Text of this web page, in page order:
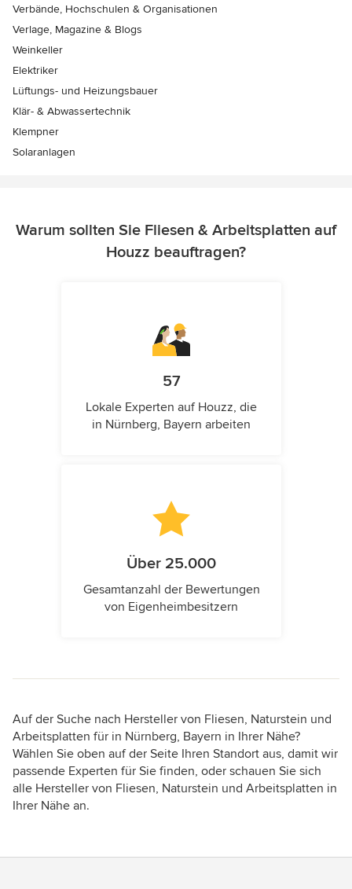
Verbände, Hochschulen & Organisationen
Verlage, Magazine & Blogs
Weinkeller
Elektriker
Lüftungs- und Heizungsbauer
Klär- & Abwassertechnik
Klempner
Solaranlagen
Warum sollten Sie Fliesen & Arbeitsplatten auf
Houzz beauftragen?
57
Lokale Experten auf Houzz, die
in Nürnberg, Bayern arbeiten
Über 25.000
Gesamtanzahl der Bewertungen
von Eigenheimbesitzern
Auf der Suche nach Hersteller von Fliesen, Naturstein und
Arbeitsplatten für in Nürnberg, Bayern in Ihrer Nähe?
Wählen Sie oben auf der Seite Ihren Standort aus, damit wir
passende Experten für Sie finden, oder schauen Sie sich
alle Hersteller von Fliesen, Naturstein und Arbeitsplatten in
Ihrer Nähe an.